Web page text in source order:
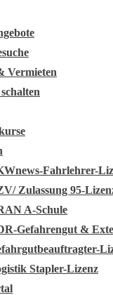
Vermieten
Fahrlehrer-
Zulassung 95-
A-Schule
Gefahrengut &
Stapler-Lizenz